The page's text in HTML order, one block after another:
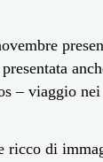
– viaggio
ricco di